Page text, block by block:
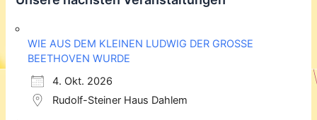
WIE AUS DEM KLEINEN LUDWIG DER GROSSE
BEETHOVEN WURDE
4. Okt. 2026
Rudolf-Steiner Haus Dahlem